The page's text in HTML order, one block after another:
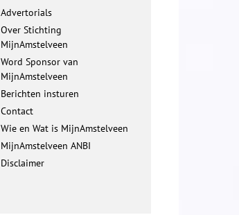
Advertorials
Over Stichting
MijnAmstelveen
Word Sponsor van
MijnAmstelveen
Berichten insturen
Contact
Wie en Wat is MijnAmstelveen
MijnAmstelveen ANBI
Disclaimer